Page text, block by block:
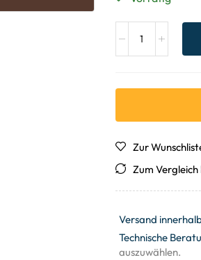
Zur
Zum
Versand
Technische
auszuwählen.